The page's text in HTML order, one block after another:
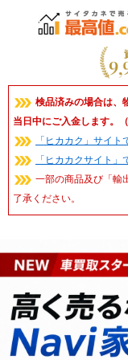
検品済みの場合は、
当日中にご入金します。（
「ヒカカク」サイト
「ヒカカクサイト」
一部の商品及び「輸
了承ください。